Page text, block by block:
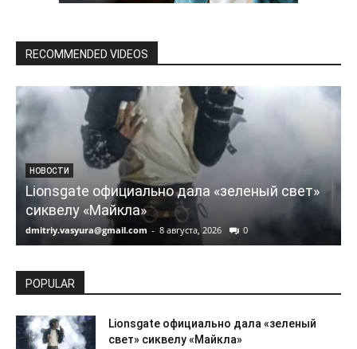
RECOMMENDED VIDEOS
НОВОСТИ
Lionsgate официально дала «зеленый свет»
сиквелу «Майкла»
dmitriy.vasyura@gmail.com - 8 августа, 2026 0
POPULAR
Lionsgate официально дала «зеленый
свет» сиквелу «Майкла»